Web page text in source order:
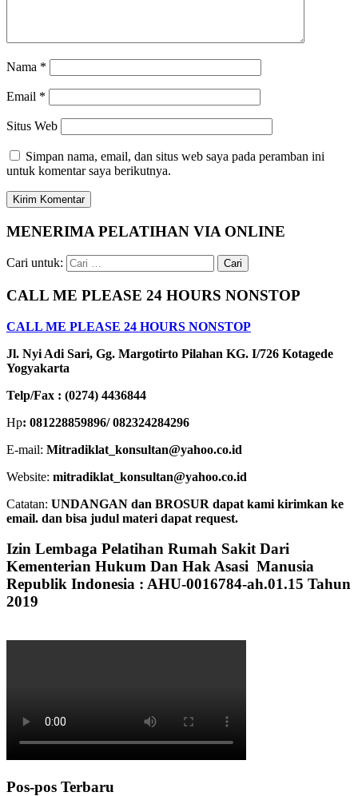
Nama *
Email *
Situs Web
Simpan nama, email, dan situs web saya pada peramban ini
untuk komentar saya berikutnya.
MENERIMA PELATIHAN VIA ONLINE
Cari untuk:
CALL ME PLEASE 24 HOURS NONSTOP
CALL ME PLEASE 24 HOURS NONSTOP
Jl. Nyi Adi Sari, Gg. Margotirto Pilahan KG. I/726 Kotagede
Yogyakarta
Telp/Fax : (0274) 4436844
Hp: 081228859896/ 082324284296
E-mail: Mitradiklat_konsultan@yahoo.co.id
Website: mitradiklat_konsultan@yahoo.co.id
Catatan: UNDANGAN dan BROSUR dapat kami kirimkan ke
email. dan bisa judul materi dapat request.
Izin Lembaga Pelatihan Rumah Sakit Dari
Kementerian Hukum Dan Hak Asasi Manusia
Republik Indonesia : AHU-0016784-ah.01.15 Tahun
2019
Pos-pos Terbaru